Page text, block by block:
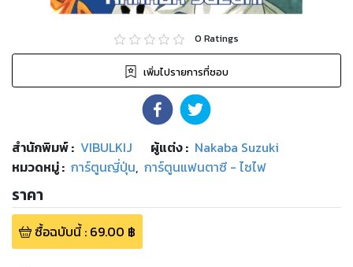
0 Ratings
เพิ่มไปรายการที่ชอบ
สำนักพิมพ์: VIBULKIJ ผู้แต่ง : Nakaba Suzuki
หมวดหมู่: การ์ตูนญี่ปุ่น, การ์ตูนแฟนตาซี - ไซไฟ
ราคา
ซื้อฉบับนี้: 69.00 ฿